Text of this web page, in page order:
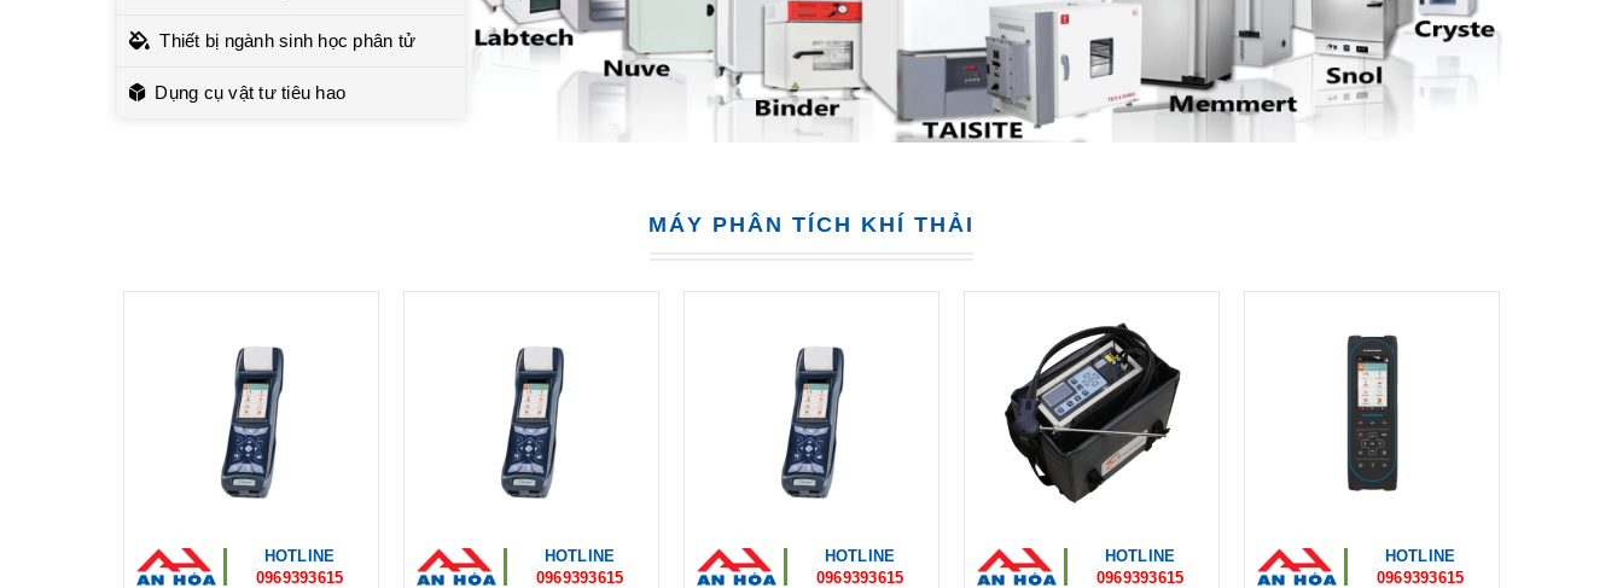
Thiết bị ngành sinh học phân tử
Dụng cụ vật tư tiêu hao
MÁY PHÂN TÍCH KHÍ THẢI
HOTLINE
0969393615
HOTLINE
0969393615
HOTLINE
0969393615
HOTLINE
0969393615
HOTLINE
0969393615